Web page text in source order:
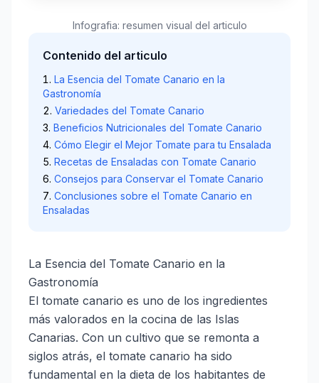
Infografia: resumen visual del articulo
Contenido del articulo
La Esencia del Tomate Canario en la
Gastronomía
Variedades del Tomate Canario
Beneficios Nutricionales del Tomate Canario
Cómo Elegir el Mejor Tomate para tu Ensalada
Recetas de Ensaladas con Tomate Canario
Consejos para Conservar el Tomate Canario
Conclusiones sobre el Tomate Canario en
Ensaladas
La Esencia del Tomate Canario en la
Gastronomía
El tomate canario es uno de los ingredientes
más valorados en la cocina de las Islas
Canarias. Con un cultivo que se remonta a
siglos atrás, el tomate canario ha sido
fundamental en la dieta de los habitantes de